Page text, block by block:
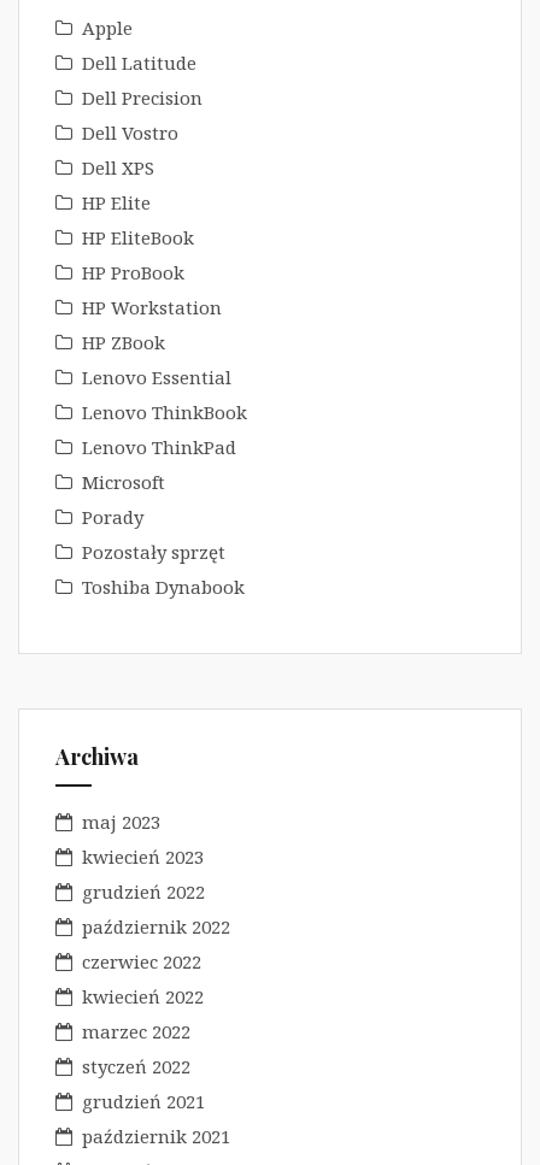
Apple
Dell Latitude
Dell Precision
Dell Vostro
Dell XPS
HP Elite
HP EliteBook
HP ProBook
HP Workstation
HP ZBook
Lenovo Essential
Lenovo ThinkBook
Lenovo ThinkPad
Microsoft
Porady
Pozostały sprzęt
Toshiba Dynabook
Archiwa
maj 2023
kwiecień 2023
grudzień 2022
październik 2022
czerwiec 2022
kwiecień 2022
marzec 2022
styczeń 2022
grudzień 2021
październik 2021